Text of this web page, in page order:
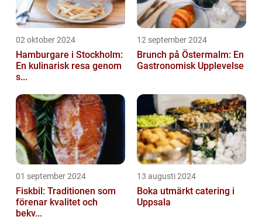
02 oktober 2024
Hamburgare i Stockholm:
En kulinarisk resa genom
s...
12 september 2024
Brunch på Östermalm: En
Gastronomisk Upplevelse
01 september 2024
Fiskbil: Traditionen som
förenar kvalitet och
bekv...
13 augusti 2024
Boka utmärkt catering i
Uppsala